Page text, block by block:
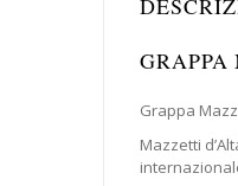
Grappa
Mazzetti